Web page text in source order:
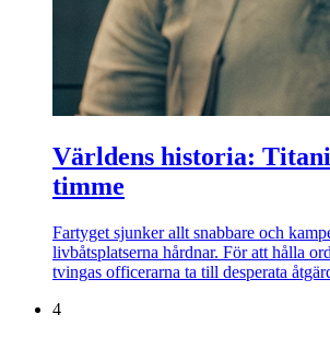
Världens historia:
timme
Fartyget sjunker allt snabbare och
livbåtsplatserna hårdnar. För att hålla
tvingas officerarna ta till desperata
4